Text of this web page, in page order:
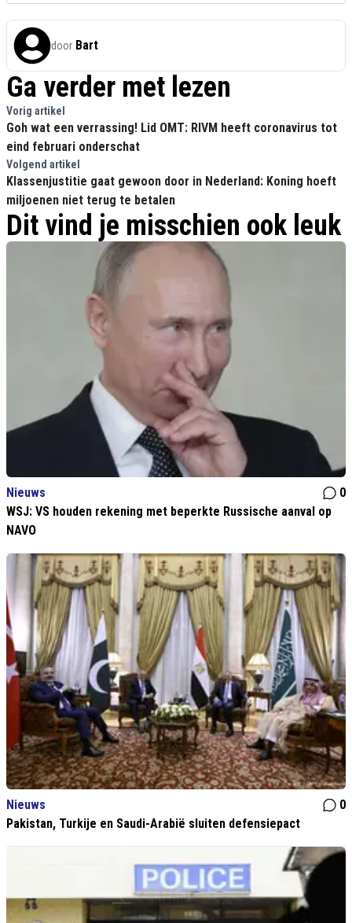
door Bart
Ga verder met lezen
Vorig artikel
Goh wat een verrassing! Lid OMT: RIVM heeft coronavirus tot
eind februari onderschat
Volgend artikel
Klassenjustitie gaat gewoon door in Nederland: Koning hoeft
miljoenen niet terug te betalen
Dit vind je misschien ook leuk
Nieuws
0
WSJ: VS houden rekening met beperkte Russische aanval op
NAVO
Nieuws
0
Pakistan, Turkije en Saudi-Arabië sluiten defensiepact